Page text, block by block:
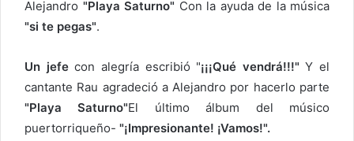
c
l
Alejandro "Playa Saturno" Con la ayuda de la música
"si te pegas".
Un jefecon alegría escribió "¡¡¡Qué vendrá!!!" Y el
cantante Rau agradeció a Alejandro por hacerlo parte
"Playa Saturno"El último álbum del músico
puertorriqueño- "¡Impresionante! ¡Vamos!".